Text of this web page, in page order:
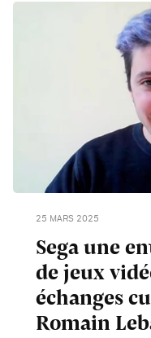
25 MARS 2025
Sega une
de jeux
échanges
Romain